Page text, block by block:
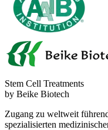
Stem Cell Treatments
by Beike Biotech
Zugang zu weltweit
spezialisierten